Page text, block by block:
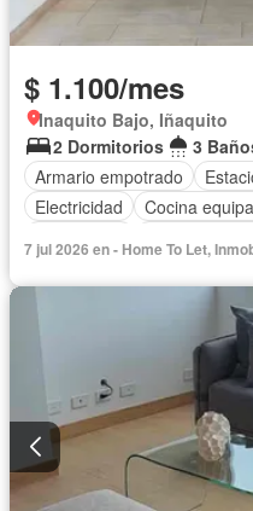
$ 1.100/mes
Inaquito Bajo, Iñaquito
2 Dormitorios
3
Armario empotrado
Electricidad
Cocina
Conserje
Acceso para personas con
Piscina
7 jul 2026 en - Home To Let,